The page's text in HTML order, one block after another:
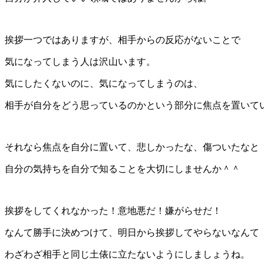
挨拶一つではありますが、相手からの反応がないことで
気になってしまう人は沢山います。
気にしたくないのに、気になってしまうのは、
相手が自分をどう思っているのかという部分に焦点を置いて
それなら焦点を自分に置いて、悲しかったな、傷ついたなと
自分の気持ちを自分で知ることを大切にしませんか＾＾
挨拶をしてくれなかった！意地悪だ！嫌がらせだ！
なんて勝手に決めつけて、明日から挨拶してやらないなんて
わざわざ相手と同じ土俵に立たないようにしましょうね。